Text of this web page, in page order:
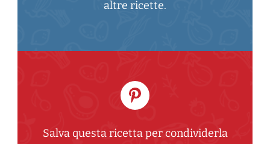
altre ricette.
Salva questa ricetta per condividerla